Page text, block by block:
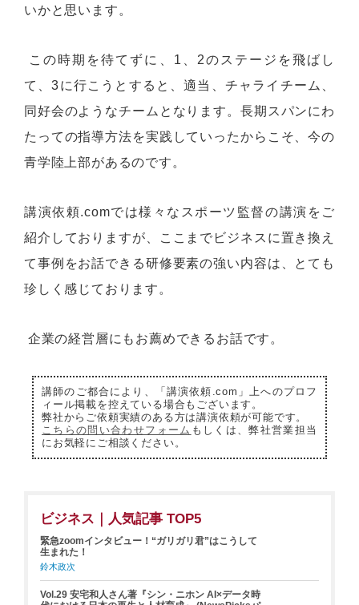
いかと思います。
この時期を待てずに、1、2のステージを飛ばし
て、3に行こうとすると、適当、チャライチーム、
同好会のようなチームとなります。長期スパンにわ
たっての指導方法を実践していったからこそ、今の
青学陸上部があるのです。
講演依頼.comでは様々なスポーツ監督の講演をご
紹介しておりますが、ここまでビジネスに置き換え
て事例をお話できる研修要素の強い内容は、とても
珍しく感じております。
企業の経営層にもお薦めできるお話です。
講師のご都合により、「講演依頼.com」上へのプロフ
ィール掲載を控えている場合もございます。
弊社からご依頼実績のある方は講演依頼が可能です。
こちらの問い合わせフォーム もしくは、弊社営業担当
にお気軽にご相談ください。
ビジネス｜人気記事 TOP5
緊急zoomインタビュー！“ガリガリ君”はこうして
生まれた！
鈴木政次
Vol.29 安宅和人さん著『シン・ニホン AI×データ時